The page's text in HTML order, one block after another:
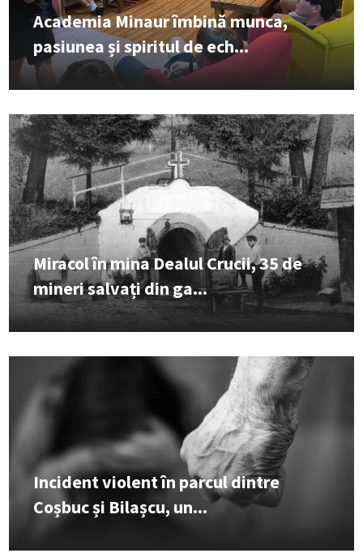
Academia Minaur îmbină munca,
pasiunea și spiritul de ech...
Miracol în mina Dealul Crucii, 35 de
mineri salvați din ga...
Incident violent în parcul dintre
Coșbuc și Bilașcu, un...